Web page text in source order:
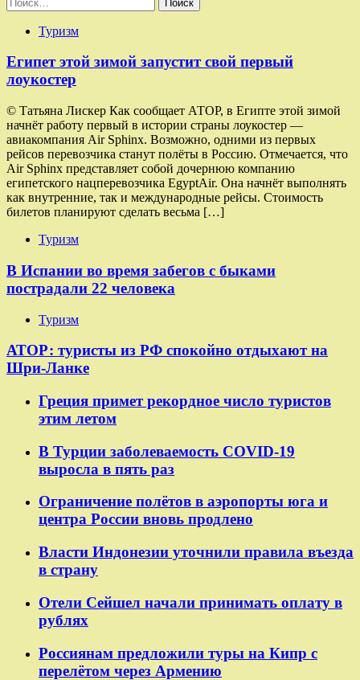
Туризм
Египет этой зимой запустит свой первый
лоукостер
© Татьяна Лискер Как сообщает АТОР, в Египте этой зимой
начнёт работу первый в истории страны лоукостер —
авиакомпания Air Sphinx. Возможно, одними из первых
рейсов перевозчика станут полёты в Россию. Отмечается, что
Air Sphinx представляет собой дочернюю компанию
египетского нацперевозчика EgyptAir. Она начнёт выполнять
как внутренние, так и международные рейсы. Стоимость
билетов планируют сделать весьма […]
Туризм
В Испании во время забегов с быками
пострадали 22 человека
Туризм
АТОР: туристы из РФ спокойно отдыхают на
Шри-Ланке
Греция примет рекордное число туристов
этим летом
В Турции заболеваемость COVID-19
выросла в пять раз
Ограничение полётов в аэропорты юга и
центра России вновь продлено
Власти Индонезии уточнили правила въезда
в страну
Отели Сейшел начали принимать оплату в
рублях
Россиянам предложили туры на Кипр с
перелётом через Армению